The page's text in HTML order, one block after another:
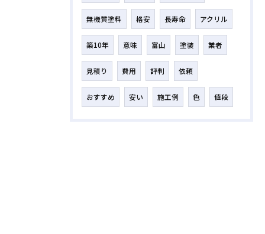
無機質塗料 格安 長寿命 アクリル
築10年 意味 富山 塗装 業者
見積り 費用 評判 依頼
おすすめ 安い 施工例 色 値段